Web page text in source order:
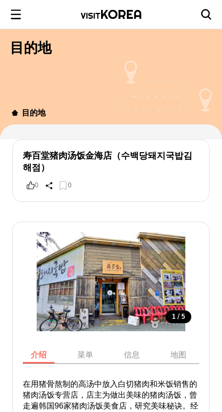
目的地
目的地
寿百堂猪肉汤饭金海店（수백당돼지국밥김
해점）
0 0
1 / 5
介绍 菜单 信息 地图
在用猪骨熬制的高汤中放入白切猪肉和米饭销售的
猪肉汤饭专营店，店主为做出美味的猪肉汤饭，曾
走遍韩国96家猪肉汤饭美食店，研究美味秘诀。经